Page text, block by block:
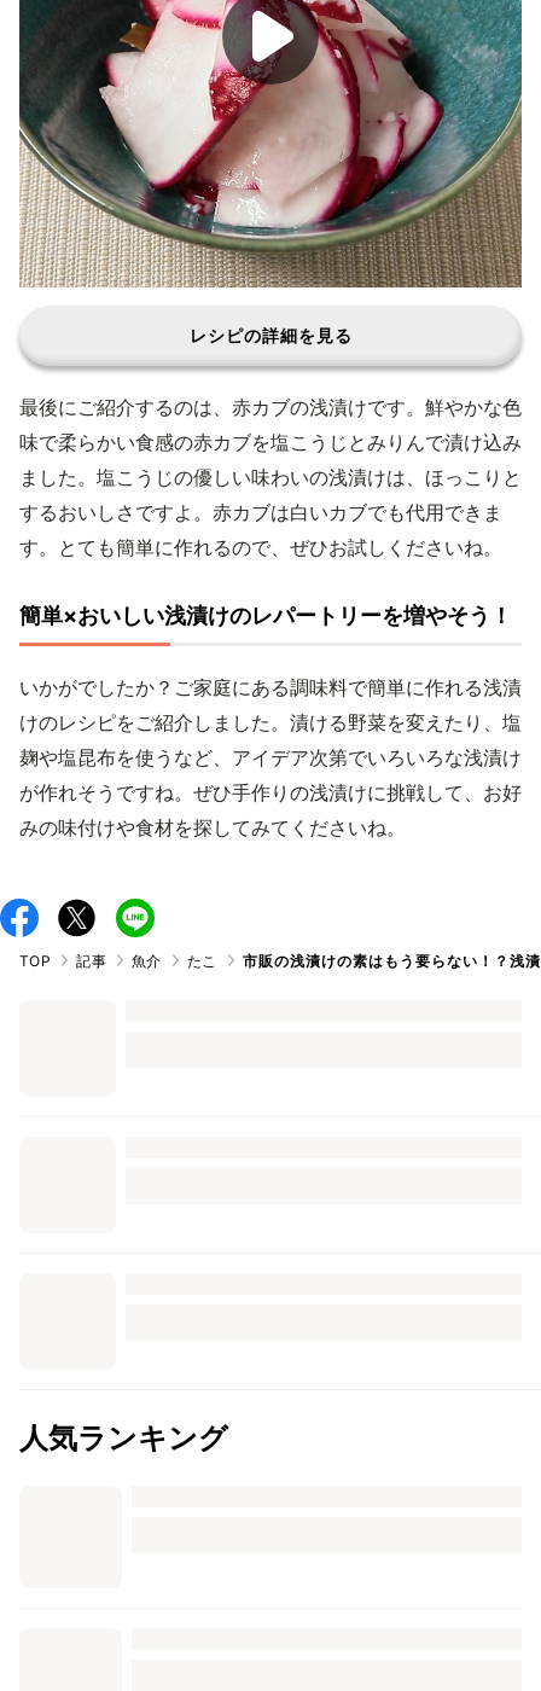
レシピの詳細を見る
最後にご紹介するのは、赤カブの浅漬けです。鮮やかな色
味で柔らかい食感の赤カブを塩こうじとみりんで漬け込み
ました。塩こうじの優しい味わいの浅漬けは、ほっこりと
するおいしさですよ。赤カブは白いカブでも代用できま
す。とても簡単に作れるので、ぜひお試しくださいね。
簡単×おいしい浅漬けのレパートリーを増やそう！
いかがでしたか？ご家庭にある調味料で簡単に作れる浅漬
けのレシピをご紹介しました。漬ける野菜を変えたり、塩
麹や塩昆布を使うなど、アイデア次第でいろいろな浅漬け
が作れそうですね。ぜひ手作りの浅漬けに挑戦して、お好
みの味付けや食材を探してみてくださいね。
TOP 記事 魚介 たこ 市販の浅漬けの素はもう要らない！？浅
人気ランキング